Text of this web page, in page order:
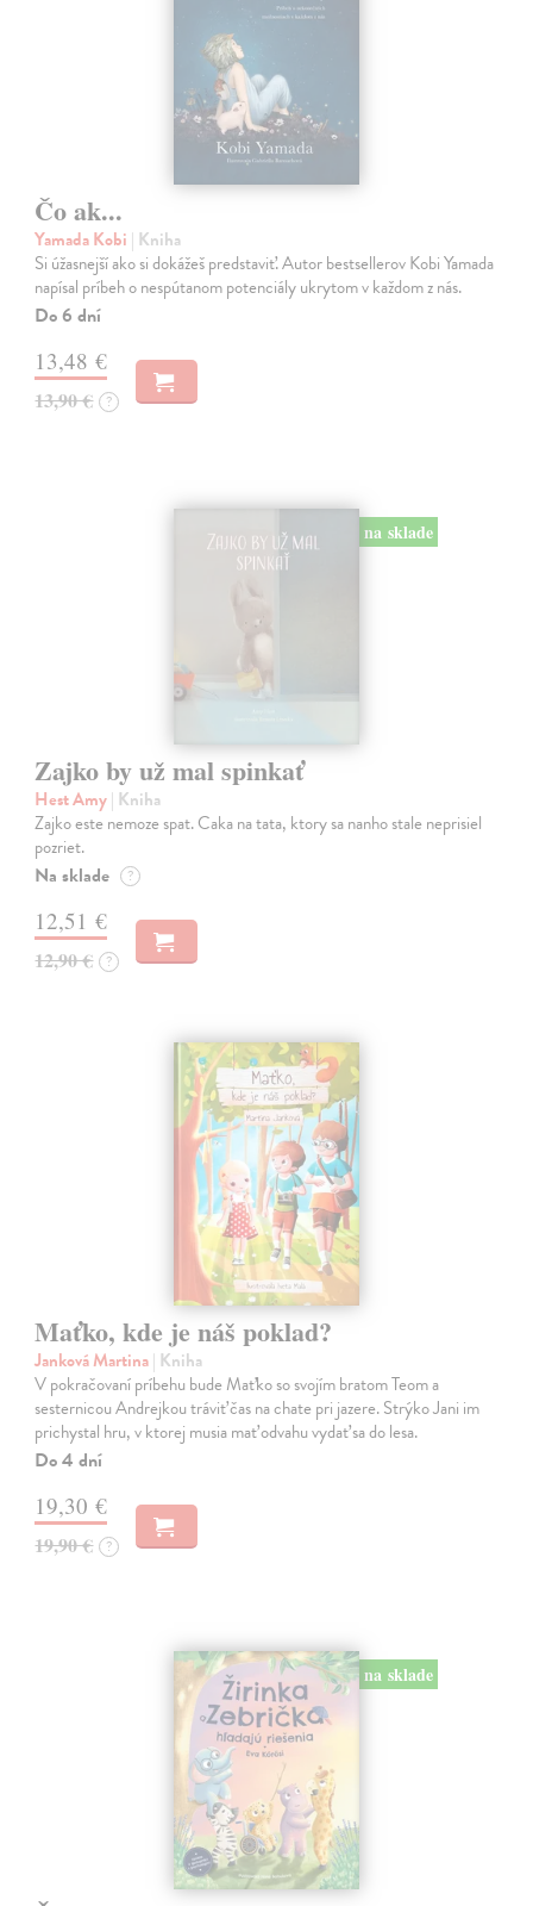
Čo ak...
Yamada Kobi | Kniha
Si úžasnejší ako si dokážeš predstaviť. Autor bestsellerov Kobi Yamada
napísal príbeh o nespútanom potenciály ukrytom v každom z nás.
Do 6 dní
13,48 €
13,90 € ?
na sklade
Zajko by už mal spinkať
Hest Amy| Kniha
Zajko este nemoze spat. Caka na tata, ktory sa nanho stale neprisiel
pozriet.
Na sklade ?
12,51 €
12,90 € ?
Maťko, kde je náš poklad?
Janková Martina| Kniha
V pokračovaní príbehu bude Maťko so svojím bratom Teom a
sesternicou Andrejkou tráviť čas na chate pri jazere. Strýko Jani im
prichystal hru, v ktorej musia mať odvahu vydať sa do lesa.
Do 4 dní
19,30 €
19,90 € ?
na sklade